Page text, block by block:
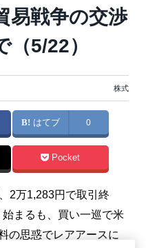
易戦争の交渉
5/22）
株式
はてブ 0
Pocket
2万1,283円で取引終
まるも、買い一巡で米
の思惑でレアアースに